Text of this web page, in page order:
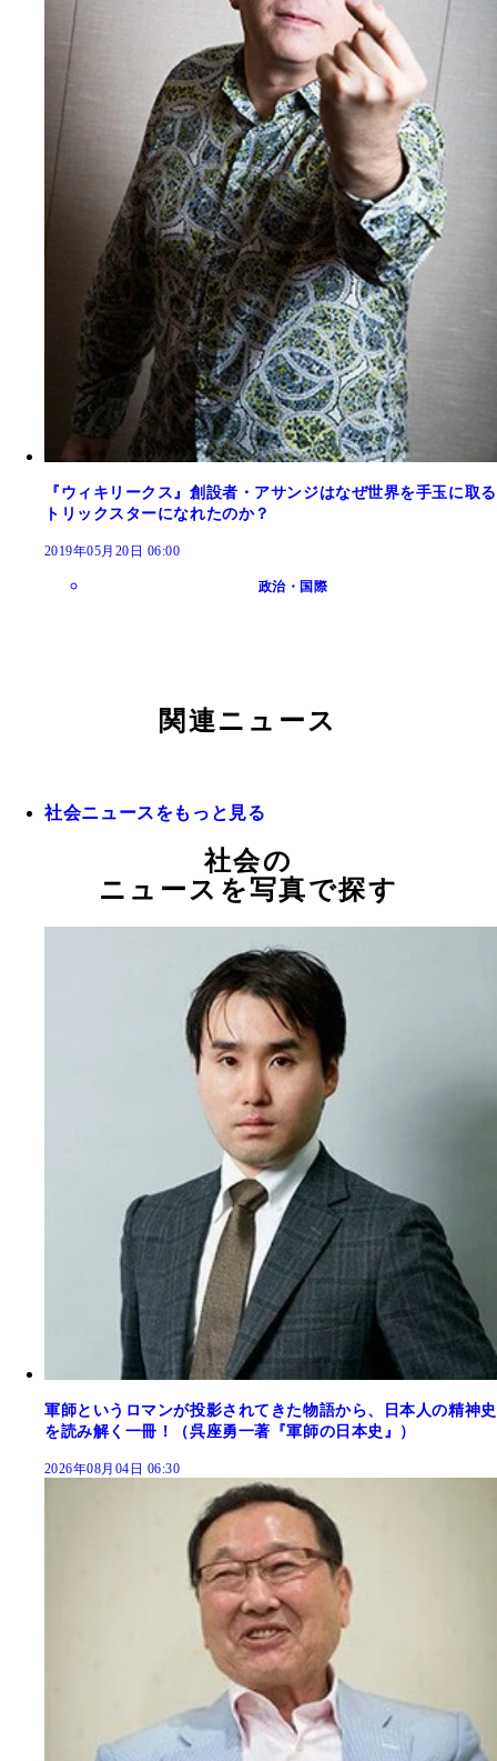
『ウィキリークス』創設者・アサンジはなぜ世界を手玉に取る
トリックスターになれたのか？
2019年05月20日 06:00
政治・国際
関連ニュース
社会ニュースをもっと見る
社会の
ニュースを写真で探す
軍師というロマンが投影されてきた物語から、日本人の精神史
を読み解く一冊！（呉座勇一著『軍師の日本史』）
2026年08月04日 06:30